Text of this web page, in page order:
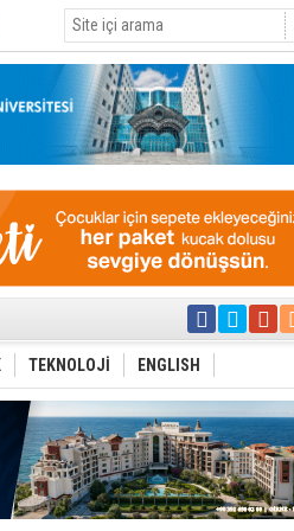
Çevriliyor"
en temel
Festival
TEKNOLOJİ ENGLISH